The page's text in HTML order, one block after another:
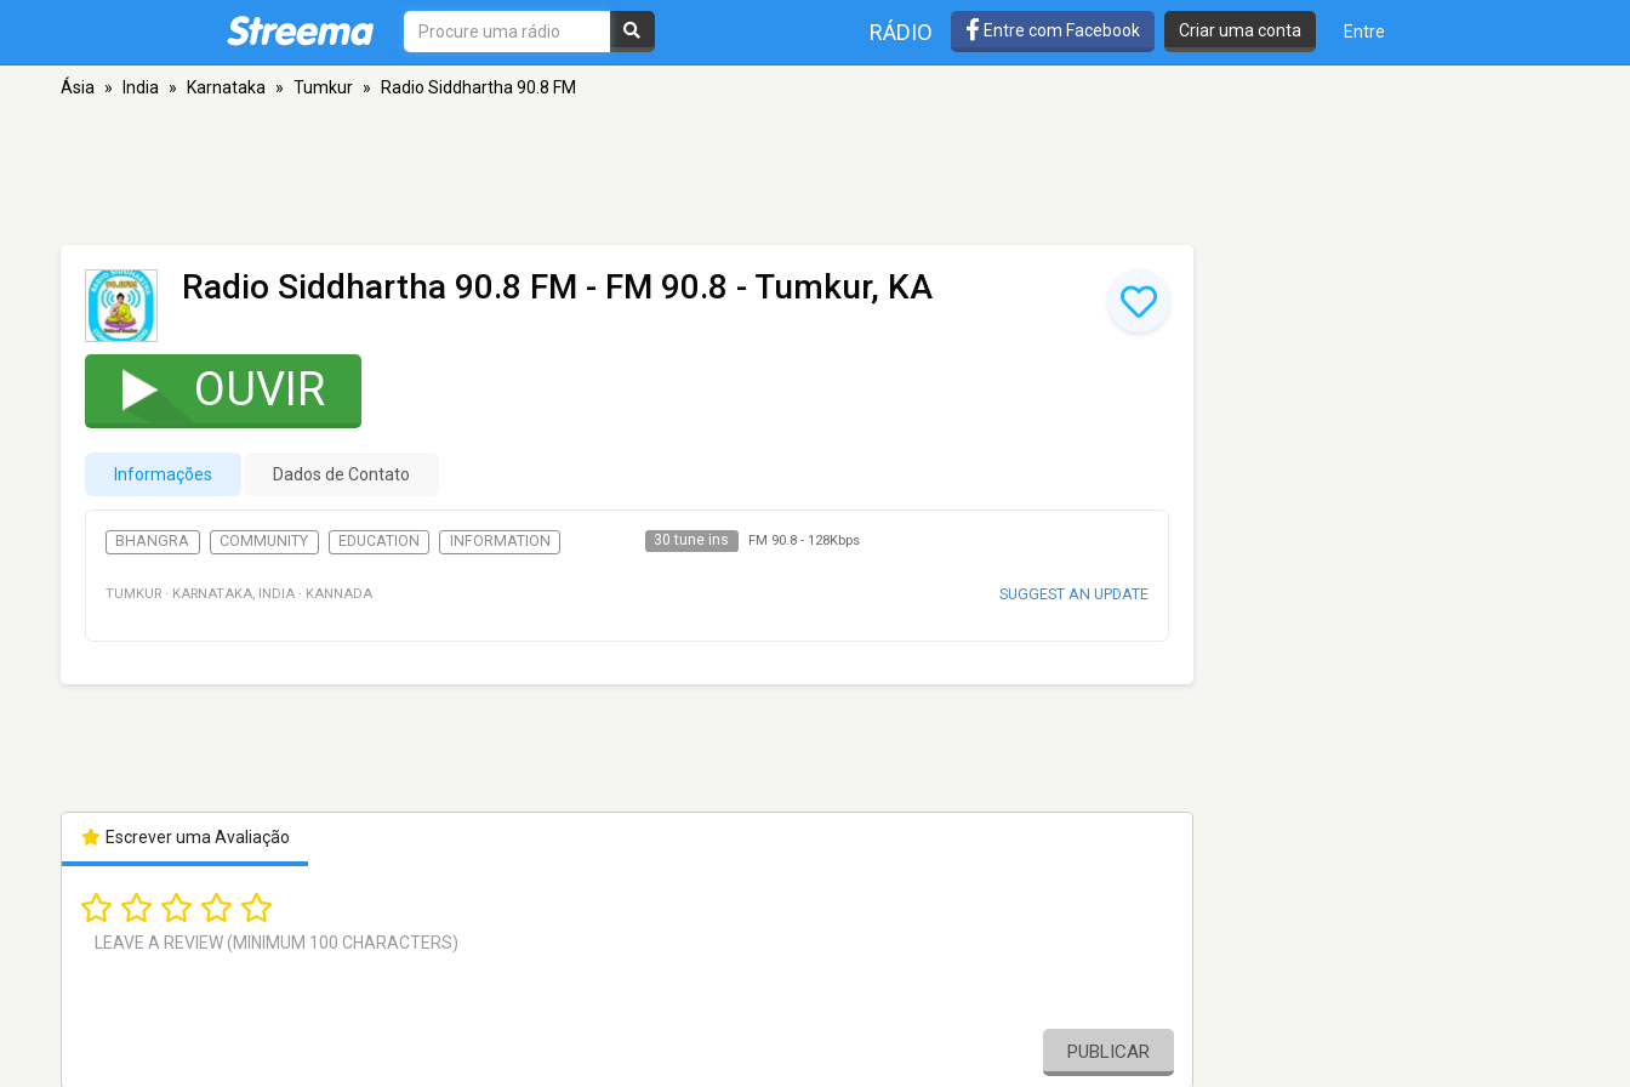
RÁDIO Entre com Facebook Criar uma conta Entre
Ásia » India » Karnataka » Tumkur » Radio Siddhartha 90.8 FM
Radio Siddhartha 90.8 FM - FM 90.8 - Tumkur, KA
OUVIR
Informações Dados de Contato
BHANGRA COMMUNITY EDUCATION INFORMATION 30 tune ins FM 90.8- 128Kbps
TUMKUR · KARNATAKA, INDIA · KANNADA SUGGEST AN UPDATE
Escrever uma Avaliação
PUBLICAR